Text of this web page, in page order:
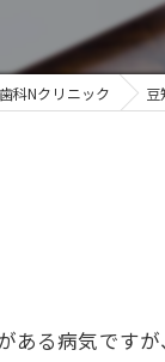
親知らず
子どもの矯正
科Nクリニック 豆
る病気です